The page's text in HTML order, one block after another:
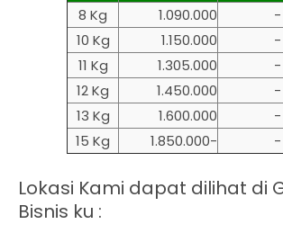
8 Kg
1.090.000
-
10 Kg
1.150.000
-
11 Kg
1.305.000
-
12 Kg
1.450.000
-
13 Kg
1.600.000
-
15 Kg
1.850.000- -
Lokasi Kami dapat dilihat di
Bisnis ku :